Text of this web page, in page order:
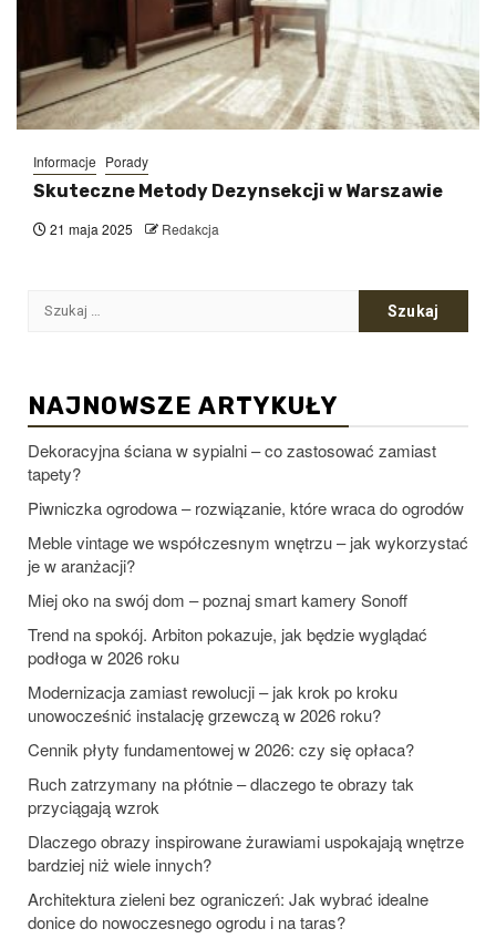
Informacje Porady
Skuteczne Metody Dezynsekcji w Warszawie
21 maja 2025 Redakcja
Szukaj:
NAJNOWSZE ARTYKUŁY
Dekoracyjna ściana w sypialni – co zastosować zamiast
tapety?
Piwniczka ogrodowa – rozwiązanie, które wraca do ogrodów
Meble vintage we współczesnym wnętrzu – jak wykorzystać
je w aranżacji?
Miej oko na swój dom – poznaj smart kamery Sonoff
Trend na spokój. Arbiton pokazuje, jak będzie wyglądać
podłoga w 2026 roku
Modernizacja zamiast rewolucji – jak krok po kroku
unowocześnić instalację grzewczą w 2026 roku?
Cennik płyty fundamentowej w 2026: czy się opłaca?
Ruch zatrzymany na płótnie – dlaczego te obrazy tak
przyciągają wzrok
Dlaczego obrazy inspirowane żurawiami uspokajają wnętrze
bardziej niż wiele innych?
Architektura zieleni bez ograniczeń: Jak wybrać idealne
donice do nowoczesnego ogrodu i na taras?